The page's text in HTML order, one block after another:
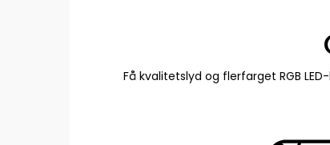
Få kvalitetslyd og flerfarget RGB